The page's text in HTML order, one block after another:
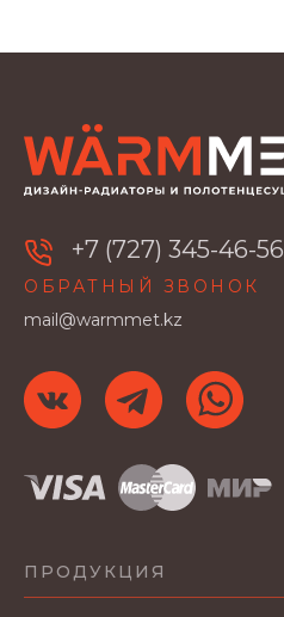
+7 (727) 345-46-56
ОБРАТНЫЙ ЗВОНОК
mail@warmmet.kz
ПРОДУКЦИЯ